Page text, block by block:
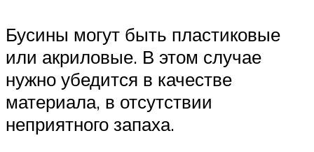
Бусины могут быть пластиковые
или акриловые. В этом случае
нужно убедится в качестве
материала, в отсутствии
неприятного запаха.